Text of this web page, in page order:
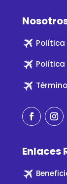
Enlaces